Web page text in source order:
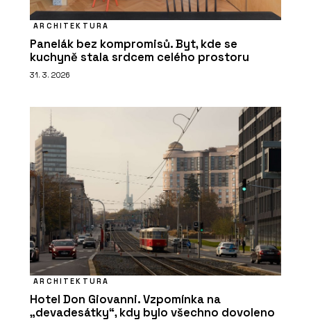
ARCHITEKTURA
Panelák bez kompromisů. Byt, kde se
kuchyně stala srdcem celého prostoru
31. 3. 2026
ARCHITEKTURA
Hotel Don Giovanni. Vzpomínka na
„devadesátky“, kdy bylo všechno dovoleno